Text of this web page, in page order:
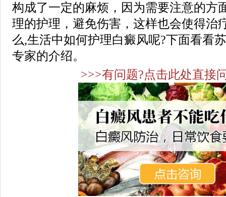
构成了一定的麻烦，因为需要注意的方
理的护理，避免伤害，这样也会使得治
么,生活中如何护理白癜风呢?下面看看
专家的介绍。
>>>有问题?点击此处直接